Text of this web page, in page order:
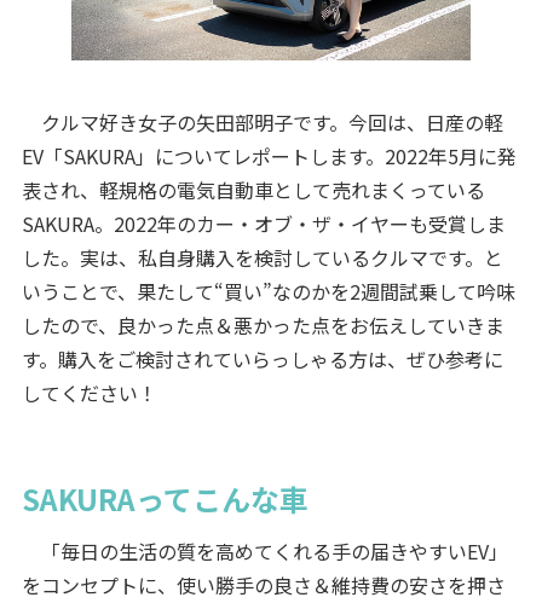
クルマ好き女子の矢田部明子です。今回は、日産の軽
EV「SAKURA」についてレポートします。2022年5月に発
表され、軽規格の電気自動車として売れまくっている
SAKURA。2022年のカー・オブ・ザ・イヤーも受賞しま
した。実は、私自身購入を検討しているクルマです。と
いうことで、果たして“買い”なのかを2週間試乗して吟味
したので、良かった点＆悪かった点をお伝えしていきま
す。購入をご検討されていらっしゃる方は、ぜひ参考に
してください！
SAKURAってこんな車
「毎日の生活の質を高めてくれる手の届きやすいEV」
をコンセプトに、使い勝手の良さ＆維持費の安さを押さ